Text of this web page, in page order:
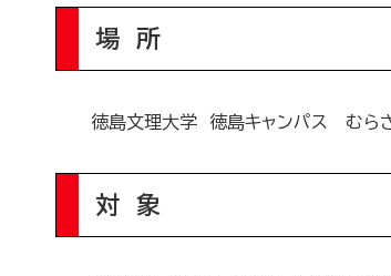
場 所
徳島文理大学 徳島キャンパス むら
対 象